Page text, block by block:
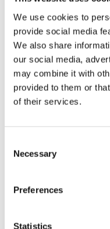
We use cookies to
provide social media
We also share
our social media,
may combine it with
provided to them or
of their services.
Selection
Necessary
Preferences
Statistics
Presentkort
Frågor & svar
Platskarta
Företag
Guidning
Teaterns verksamhet
Ensemble
Historia
Nyhetsbrev
LOGGA IN
09 616 211
info@svenskateatern.fi
BILJETTER
Köp biljetter
Kundtjänst per epost
Norra esplanaden 2